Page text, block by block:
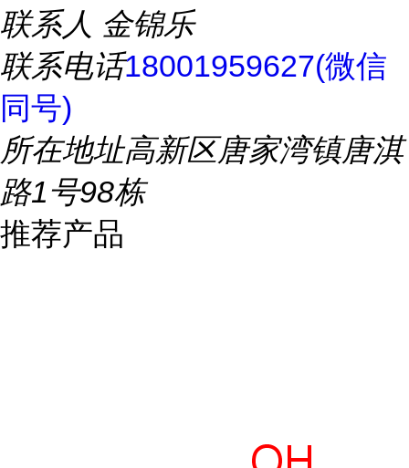
联系人 金锦乐
联系电话18001959627(微信
同号)
所在地址高新区唐家湾镇唐淇
路1号98栋
推荐产品